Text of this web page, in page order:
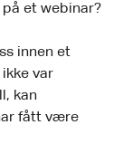
et webinar?
innen et
var
kan
fått være